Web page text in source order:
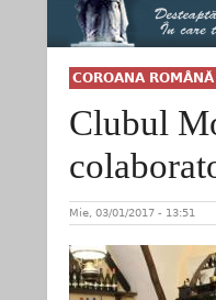
COROANA ROMÂNĂ
Clubul
Mie, 03/01/2017 - 13:51